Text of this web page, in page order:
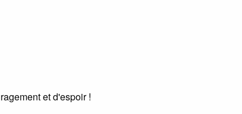
et d'espoir !